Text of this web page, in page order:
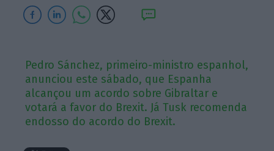
Pedro Sánchez, primeiro-ministro espanhol,
anunciou este sábado, que Espanha
alcançou um acordo sobre Gibraltar e
votará a favor do Brexit. Já Tusk recomenda
endosso do acordo do Brexit.